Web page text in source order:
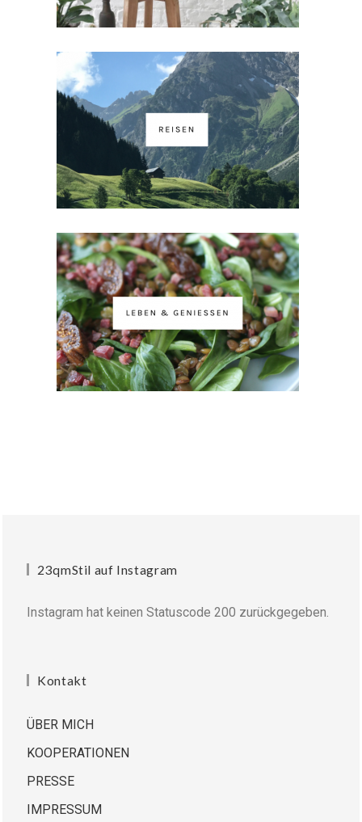
23qmStil auf Instagram
Instagram hat keinen Statuscode 200 zurückgegeben.
Kontakt
ÜBER MICH
KOOPERATIONEN
PRESSE
IMPRESSUM